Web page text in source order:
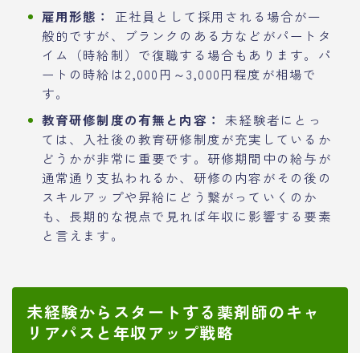
雇用形態：
正社員として採用される場合が一
般的ですが、ブランクのある方などがパートタ
イム（時給制）で復職する場合もあります。パ
ートの時給は2,000円～3,000円程度が相場で
す。
教育研修制度の有無と内容：
未経験者にとっ
ては、入社後の教育研修制度が充実しているか
どうかが非常に重要です。研修期間中の給与が
通常通り支払われるか、研修の内容がその後の
スキルアップや昇給にどう繋がっていくのか
も、長期的な視点で見れば年収に影響する要素
と言えます。
未経験からスタートする薬剤師のキャ
リアパスと年収アップ戦略